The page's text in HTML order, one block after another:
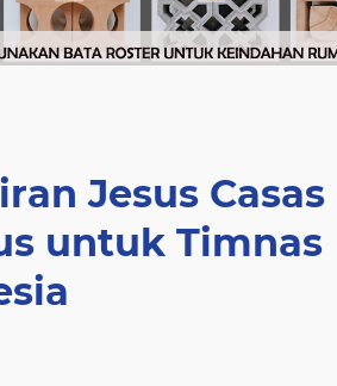
Jesus Casas
untuk Timnas